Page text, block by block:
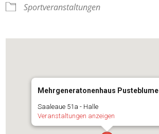
Sportveranstaltungen
Mehrgeneratonenhaus Pusteblume
Saaleaue 51a - Halle
Veranstaltungen anzeigen